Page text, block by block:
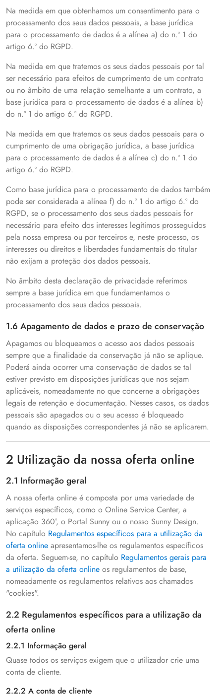
Na medida em que obtenhamos um consentimento para o
processamento dos seus dados pessoais, a base jurídica
para o processamento de dados é a alínea a) do n.º 1 do
artigo 6.º do RGPD.
Na medida em que tratemos os seus dados pessoais por tal
ser necessário para efeitos de cumprimento de um contrato
ou no âmbito de uma relação semelhante a um contrato, a
base jurídica para o processamento de dados é a alínea b)
do n.º 1 do artigo 6.º do RGPD.
Na medida em que tratemos os seus dados pessoais para o
cumprimento de uma obrigação jurídica, a base jurídica
para o processamento de dados é a alínea c) do n.º 1 do
artigo 6.º do RGPD.
Como base jurídica para o processamento de dados também
pode ser considerada a alínea f) do n.º 1 do artigo 6.º do
RGPD, se o processamento dos seus dados pessoais for
necessário para efeito dos interesses legítimos prosseguidos
pela nossa empresa ou por terceiros e, neste processo, os
interesses ou direitos e liberdades fundamentais do titular
não exijam a proteção dos dados pessoais.
No âmbito desta declaração de privacidade referimos
sempre a base jurídica em que fundamentamos o
processamento dos seus dados pessoais.
1.6 Apagamento de dados e prazo de conservação
Apagamos ou bloqueamos o acesso aos dados pessoais
sempre que a finalidade da conservação já não se aplique.
Poderá ainda ocorrer uma conservação de dados se tal
estiver previsto em disposições jurídicas que nos sejam
aplicáveis, nomeadamente no que concerne a obrigações
legais de retenção e documentação. Nesses casos, os dados
pessoais são apagados ou o seu acesso é bloqueado
quando as disposições correspondentes já não se aplicarem.
2 Utilização da nossa oferta online
2.1 Informação geral
A nossa oferta online é composta por uma variedade de
serviços específicos, como o Online Service Center, a
aplicação 360°, o Portal Sunny ou o nosso Sunny Design.
No capítulo Regulamentos específicos para a utilização da
oferta online apresentamos-lhe os regulamentos específicos
da oferta. Seguem-se, no capítulo Regulamentos gerais para
a utilização da oferta online os regulamentos de base,
nomeadamente os regulamentos relativos aos chamados
"cookies".
2.2 Regulamentos específicos para a utilização da
oferta online
2.2.1 Informação geral
Quase todos os serviços exigem que o utilizador crie uma
conta de cliente.
2.2.2 A conta de cliente